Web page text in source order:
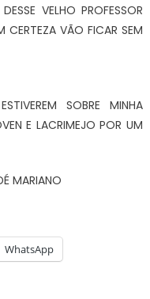
VELHO PROFESSOR
CERTEZA VÃO FICAR SEM
SOBRE MINHA
E LACRIMEJO POR UM
MARIANO
WhatsApp